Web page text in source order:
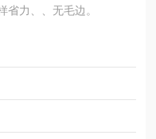
力、、无毛边。